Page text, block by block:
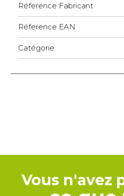
Réference Fabricant
Réference EAN
Catégorie
Vous n'avez